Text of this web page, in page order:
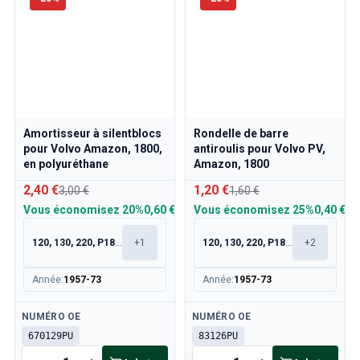
Refroidissement
Intérieur
Promotion
Promotion du mois
Amortisseur à silentblocs
pour Volvo Amazon, 1800,
en polyuréthane
2,40 €3,00 €
Vous économisez 20%0,60 €
120, 130, 220, P1800 +1
Année:1957-73
Disponible
NUMÉRO OE
670129PU
Rondelle de barre
antiroulis pour Volvo PV,
Amazon, 1800
1,20 €1,60 €
Vous économisez 25%0,40 €
120, 130, 220, P1800 +2
Année:1957-73
Disponible
NUMÉRO OE
83126PU